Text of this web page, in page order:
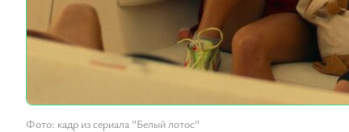
Фото: кадр из сериала "Белый лотос"